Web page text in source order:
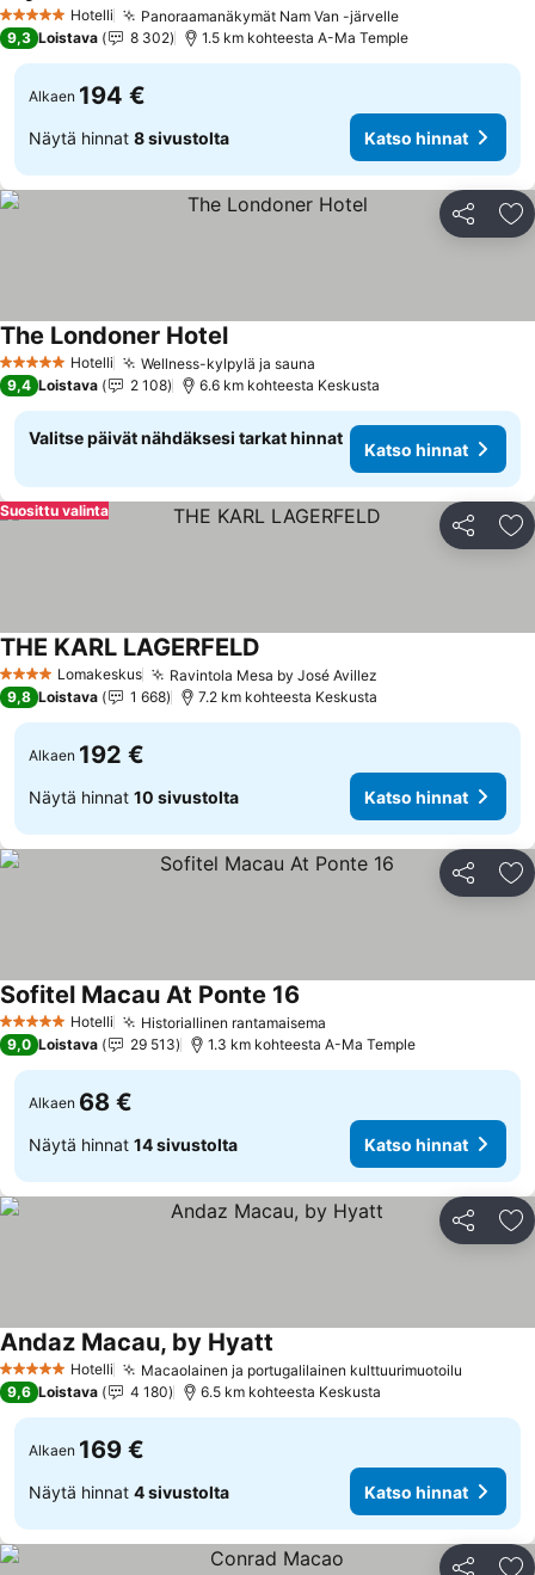
5 Tähtiluokitus
Hotelli Panoraamanäkymät Nam Van -järvelle
9,3 Loistava 8 302 1.5 km kohteesta A-Ma Temple
Alkaen 194 €
Näytä hinnat 8 sivustolta Katso hinnat
Jaa
5 Tähtiluokitus
Hotelli Wellness-kylpylä ja sauna
The Londoner Hotel
9,4 Loistava 2 108 6.6 km kohteesta Keskusta
Valitse päivät nähdäksesi tarkat hinnat
Katso hinnat
Jaa
Suosittu valinta
4 TähtiluokitusLomakeskus Ravintola Mesa by José Avillez
THE KARL LAGERFELD
9,8 Loistava 1 668 7.2 km kohteesta Keskusta
Alkaen 192 €
Näytä hinnat 10 sivustolta Katso hinnat
Jaa
5 Tähtiluokitus
Hotelli Historiallinen rantamaisema
Sofitel Macau At Ponte 16
9,0 Loistava 29 513 1.3 km kohteesta A-Ma Temple
Alkaen 68 €
Näytä hinnat 14 sivustolta Katso hinnat
Jaa
5 Tähtiluokitus
Hotelli Macaolainen ja portugalilainen kulttuurimuotoilu
Andaz Macau, by Hyatt
9,6 Loistava 4 180 6.5 km kohteesta Keskusta
Alkaen 169 €
Näytä hinnat 4 sivustolta Katso hinnat